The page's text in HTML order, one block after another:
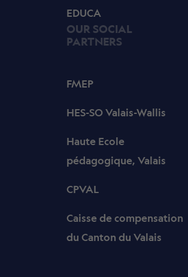
EDUCA
OUR SOCIAL
PARTNERS
FMEP
HES-SO Valais-Wallis
Haute Ecole
pédagogique, Valais
CPVAL
Caisse de compensation
du Canton du Valais